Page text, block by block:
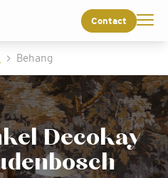
Contact
Behang
Decokay